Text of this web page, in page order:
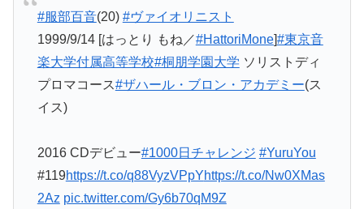
#服部百音(20) #ヴァイオリニスト
1999/9/14 [はっとり もね／#HattoriMone]#東京音
楽大学付属高等学校#桐朋学園大学 ソリストディ
プロマコース#ザハール・ブロン・アカデミー(ス
イス)
2016 CDデビュー#1000日チャレンジ #YuruYou
#119https://t.co/q88VyzVPpYhttps://t.co/Nw0XMas
2Az pic.twitter.com/Gy6b70qM9Z